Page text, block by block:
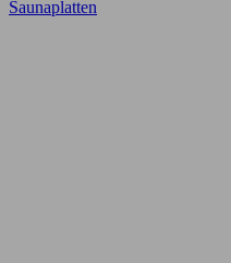
Saunaplatten